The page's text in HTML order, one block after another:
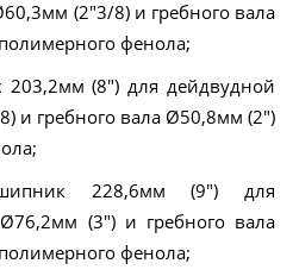
(2"3/8) и гребного вала
фенола;
(8") для дейдвудной
и гребного вала Ø50,8мм (2")
228,6мм (9") для
(3") и гребного вала
фенола;